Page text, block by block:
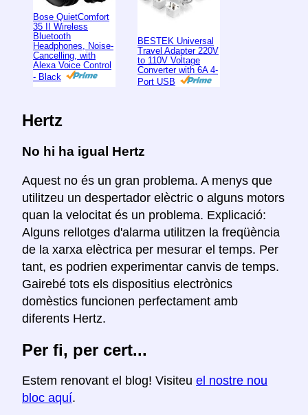
Bose QuietComfort
35 II Wireless
Bluetooth
Headphones, Noise-
Cancelling, with
Alexa Voice Control
- Black
BESTEK Universal
Travel Adapter 220V
to 110V Voltage
Converter with 6A 4-
Port USB
Hertz
No hi ha igual Hertz
Aquest no és un gran problema. A menys que
utilitzeu un despertador elèctric o alguns motors
quan la velocitat és un problema. Explicació:
Alguns rellotges d'alarma utilitzen la freqüència
de la xarxa elèctrica per mesurar el temps. Per
tant, es podrien experimentar canvis de temps.
Gairebé tots els dispositius electrònics
domèstics funcionen perfectament amb
diferents Hertz.
Per fi, per cert...
Estem renovant el blog! Visiteu el nostre nou
bloc aquí.